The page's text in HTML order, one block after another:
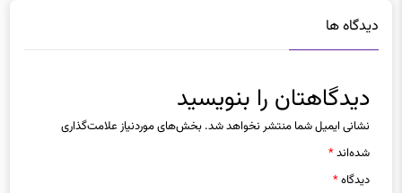
نشانی ایمیل شما منتشر نخواهد شد.بخش‌های موردنیاز علامت‌گذاری
شده‌اند*
دیدگاه*